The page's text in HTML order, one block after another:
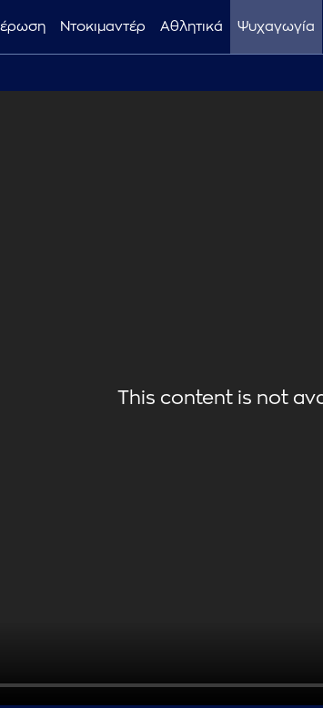
Ντοκιμαντέρ Αθλητικά Ψυχαγωγία
This content is not